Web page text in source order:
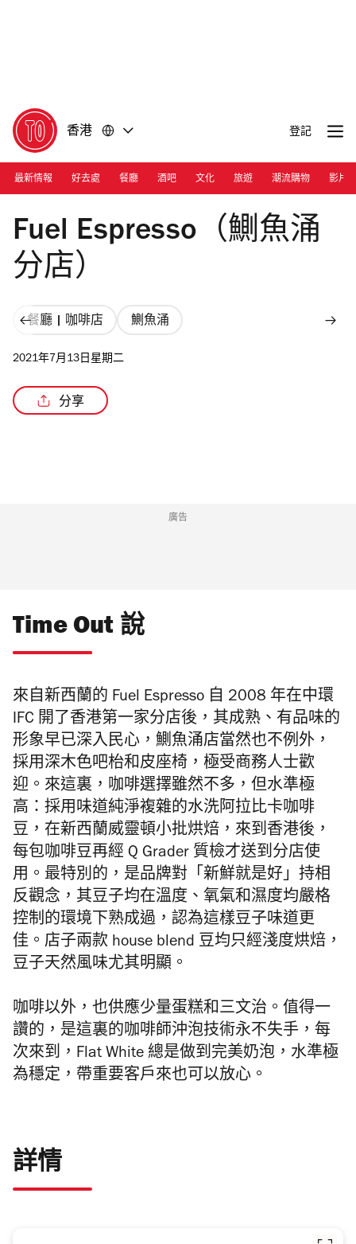
香港 登記
最新情報 好去處 餐廳 酒吧 文化 旅遊 潮流購物 影片
Photograph: Courtesy Fuel Espresso
Fuel Espresso（鰂魚涌
分店）
餐廳 | 咖啡店 鰂魚涌
2021年7月13日星期二
分享
廣告
Time Out 說
來自新西蘭的 Fuel Espresso 自 2008 年在中環
IFC 開了香港第一家分店後，其成熟、有品味的
形象早已深入民心，鰂魚涌店當然也不例外，
採用深木色吧枱和皮座椅，極受商務人士歡
迎。來這裏，咖啡選擇雖然不多，但水準極
高：採用味道純淨複雜的水洗阿拉比卡咖啡
豆，在新西蘭威靈頓小批烘焙，來到香港後，
每包咖啡豆再經 Q Grader 質檢才送到分店使
用。最特別的，是品牌對「新鮮就是好」持相
反觀念，其豆子均在溫度、氧氣和濕度均嚴格
控制的環境下熟成過，認為這樣豆子味道更
佳。店子兩款 house blend 豆均只經淺度烘焙，
豆子天然風味尤其明顯。
咖啡以外，也供應少量蛋糕和三文治。值得一
讚的，是這裏的咖啡師沖泡技術永不失手，每
次來到，Flat White 總是做到完美奶泡，水準極
為穩定，帶重要客戶來也可以放心。
詳情